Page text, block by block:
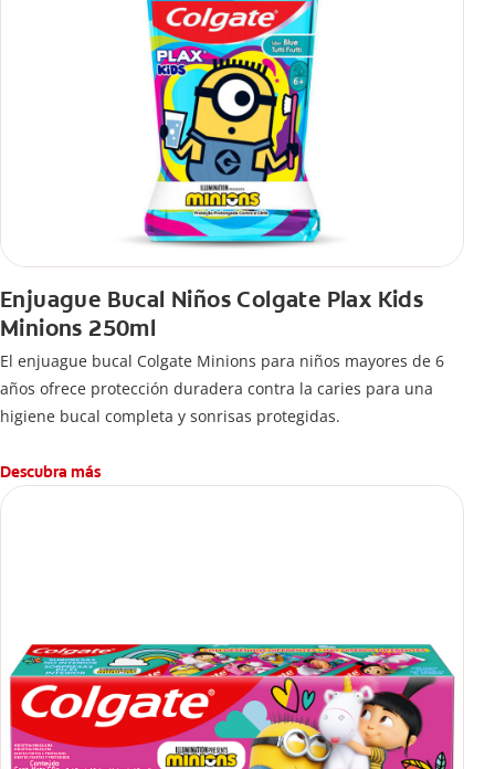
Enjuague Bucal Niños Colgate Plax Kids
Minions 250ml
El enjuague bucal Colgate Minions para niños mayores de 6
años ofrece protección duradera contra la caries para una
higiene bucal completa y sonrisas protegidas.
Descubra más